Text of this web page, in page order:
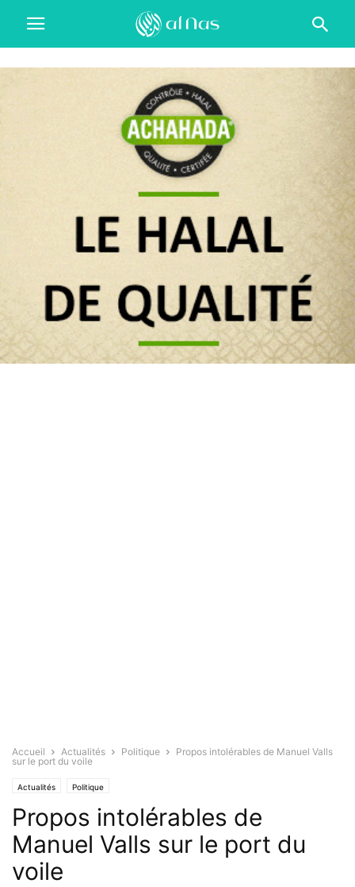
Accueil Actualités Politique
Propos intolérables de Manuel Valls
sur le port du voile
Actualités Politique
Propos intolérables de
Manuel Valls sur le port du
voile